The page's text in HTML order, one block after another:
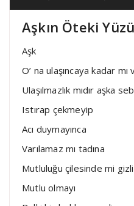
Aşkın Öteki Yüzü
Aşk
O’ na ulaşıncaya kadar
Ulaşılmazlık mıdır aşka
Istırap çekmeyip
Acı duymayınca
Varılamaz mı tadına
Mutluluğu çilesinde mi gizli
Mutlu olmayı